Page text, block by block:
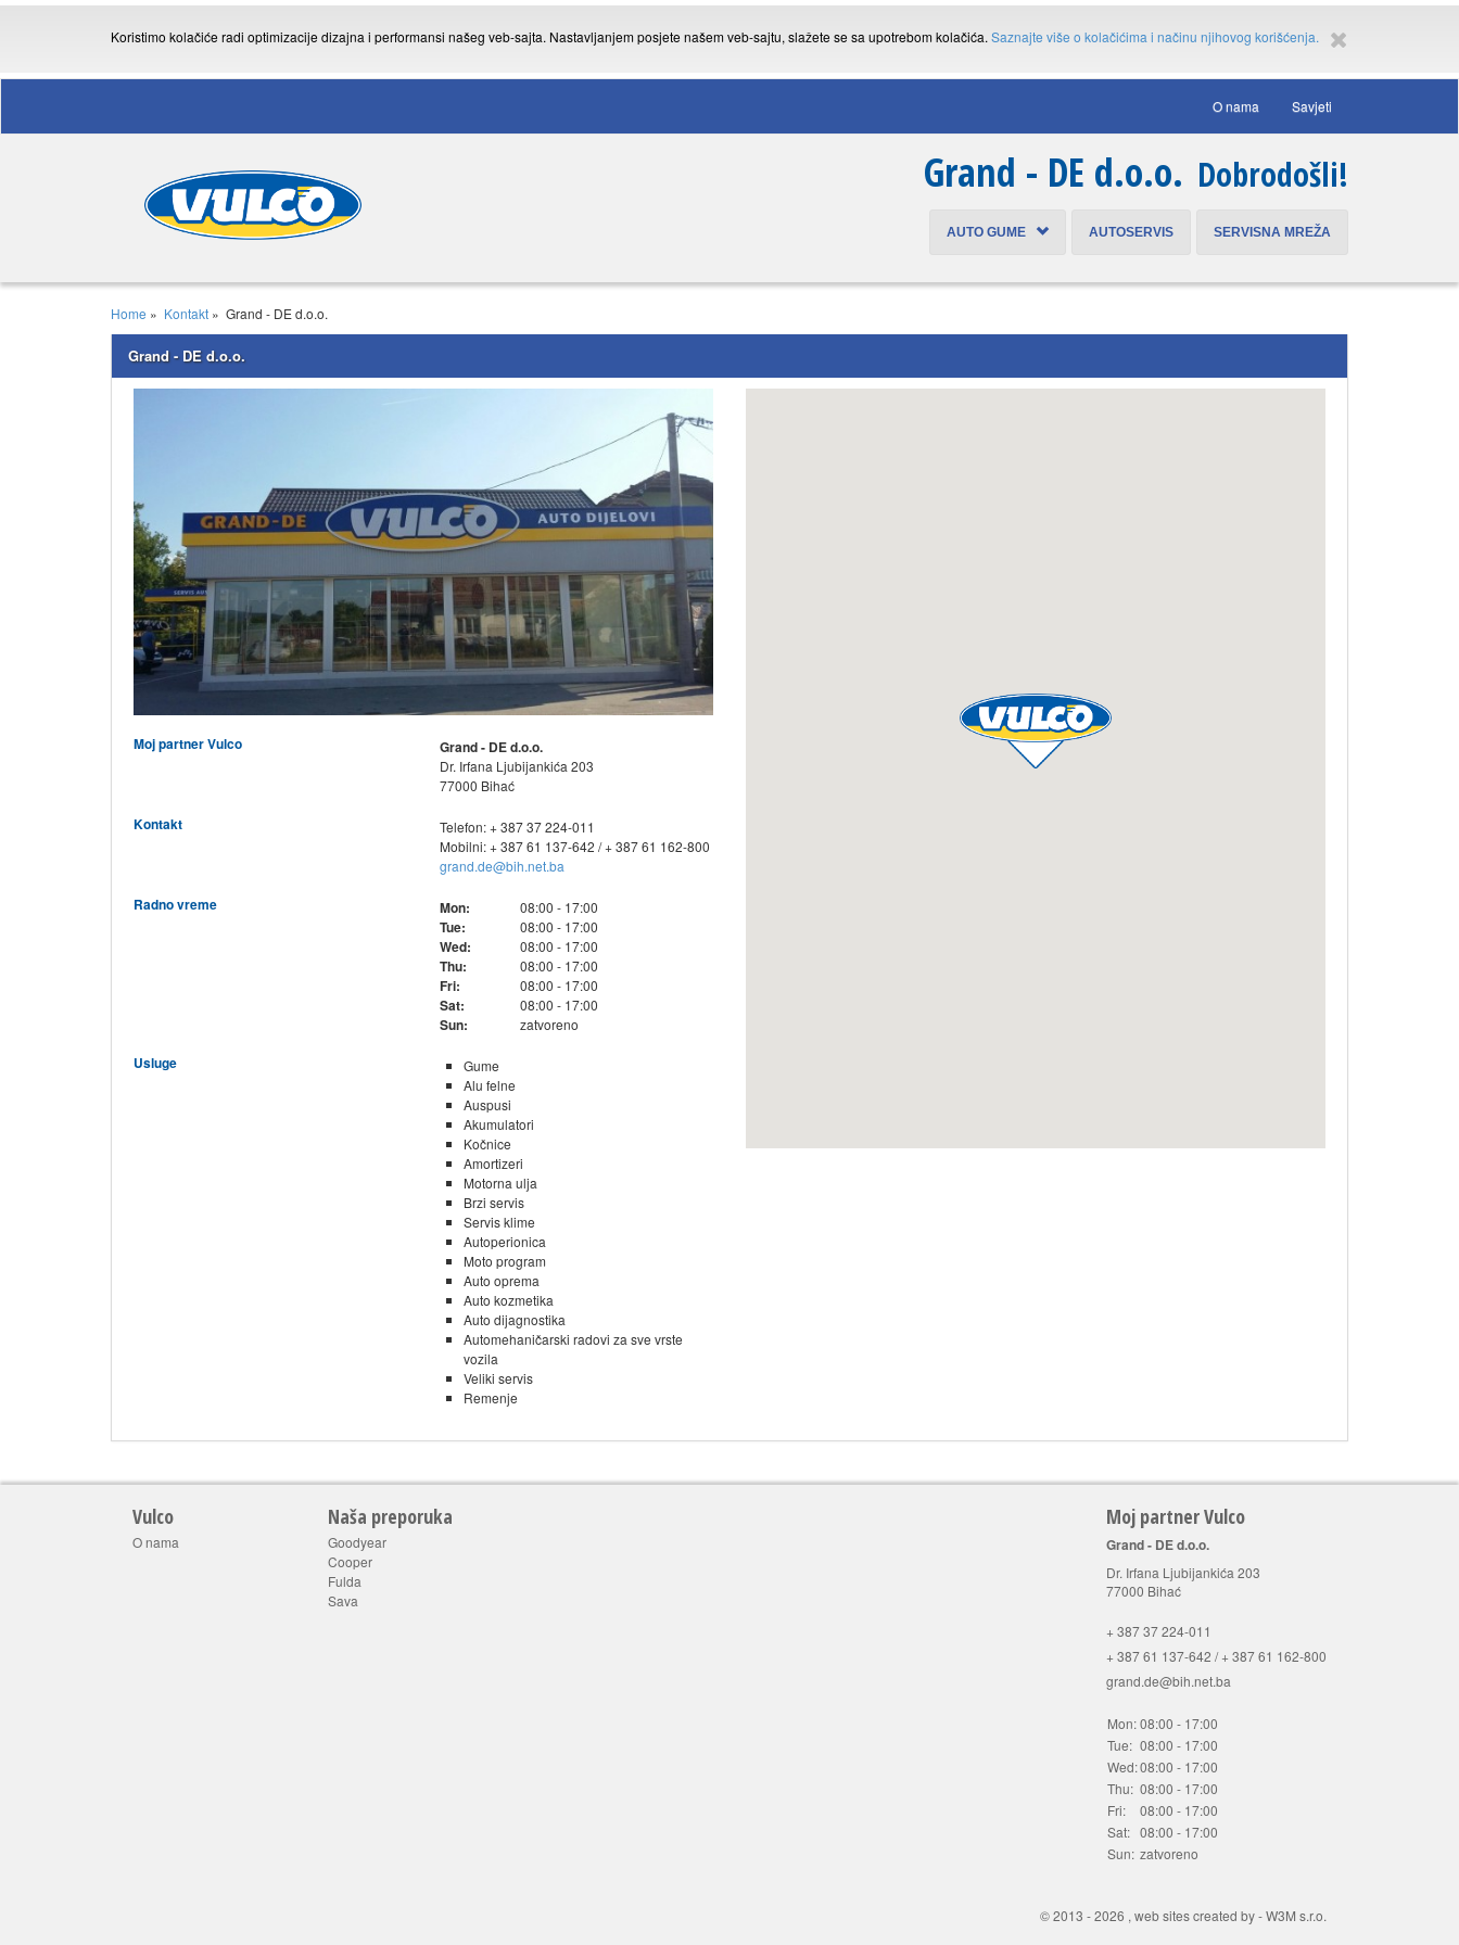
Koristimo kolačiće radi optimizacije dizajna i performansi našeg veb-sajta. Nastavljanjem posjete našem veb-sajtu, slažete se sa upotrebom kolačića. Saznajte više o kolačićima i načinu njihovog korišćenja.
O nama Savjeti
Grand - DE d.o.o. Dobrodošli!
AUTO GUME AUTOSERVIS SERVISNA MREŽA
Home » Kontakt » Grand - DE d.o.o.
Grand - DE d.o.o.
Moj partner Vulco Grand - DE d.o.o.
Dr. Irfana Ljubijankića 203
77000 Bihać
Kontakt
Telefon: + 387 37 224-011
Mobilni: + 387 61 137-642 / + 387 61 162-800
grand.de@bih.net.ba
Radno vreme Mon: 08:00 - 17:00
Tue: 08:00 - 17:00
Wed: 08:00 - 17:00
Thu: 08:00 - 17:00
Fri: 08:00 - 17:00
Sat: 08:00 - 17:00
Sun: zatvoreno
Usluge
Gume
Alu felne
Auspusi
Akumulatori
Kočnice
Amortizeri
Motorna ulja
Brzi servis
Servis klime
Autoperionica
Moto program
Auto oprema
Auto kozmetika
Auto dijagnostika
Automehaničarski radovi za sve vrste
vozila
Veliki servis
Remenje
Vulco
O nama
Naša preporuka
Goodyear
Cooper
Fulda
Sava
Moj partner Vulco
Grand - DE d.o.o.
Dr. Irfana Ljubijankića 203
77000 Bihać
+ 387 37 224-011
+ 387 61 137-642 / + 387 61 162-800
grand.de@bih.net.ba
Mon:08:00 - 17:00
Tue: 08:00 - 17:00
Wed:08:00 - 17:00
Thu: 08:00 - 17:00
Fri:
08:00 - 17:00
Sat: 08:00 - 17:00
Sun: zatvoreno
© 2013 - 2026 , web sites created by-W3M s.r.o.